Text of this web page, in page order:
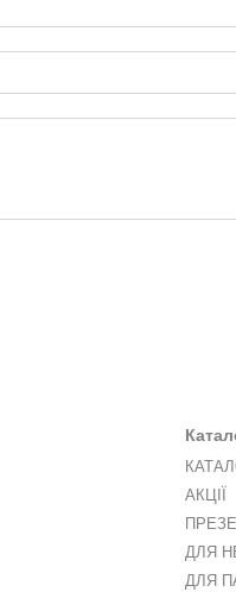
АКЦІЇ
ДЛЯ
ДЛЯ